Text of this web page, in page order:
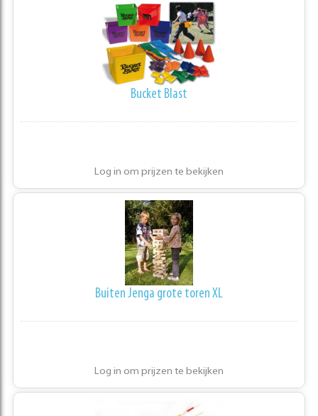
Bucket Blast
Log in om prijzen te bekijken
Buiten Jenga grote toren XL
Log in om prijzen te bekijken